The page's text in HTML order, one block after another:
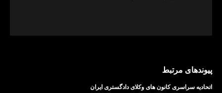
پیوندهای مرتبط
اتحادیه سراسری کانون های وکلای دادگستری ایران